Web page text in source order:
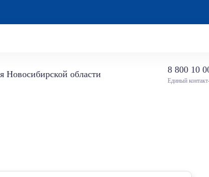
Новосибирской области 8 800 10
Единый